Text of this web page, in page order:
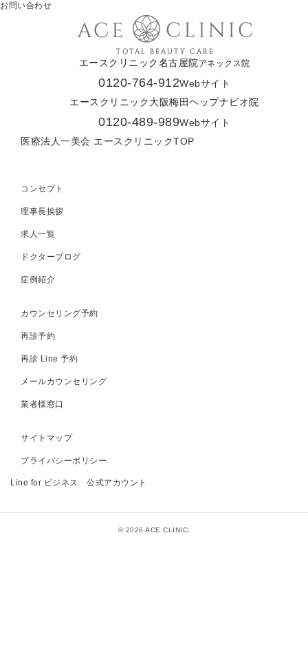
お問い合わせ
エースクリニック名古屋院 アネックス院
0120-764-912Webサイト
エースクリニック大阪梅田ヘップナビオ院
0120-489-989Webサイト
医療法人一美会 エースクリニックTOP
コンセプト
理事長挨拶
求人一覧
ドクターブログ
症例紹介
カウンセリング予約
再診予約
再診 Line 予約
メールカウンセリング
業者様窓口
サイトマップ
プライバシーポリシー
Line for ビジネス 公式アカウント
© 2026 ACE CLINIC.